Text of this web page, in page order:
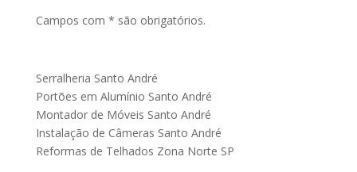
Campos com * são obrigatórios.
Serralheria Santo André
Portões em Alumínio Santo André
Montador de Móveis Santo André
Instalação de Câmeras Santo André
Reformas de Telhados Zona Norte SP